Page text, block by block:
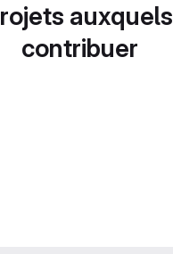
auxquels
contribuer